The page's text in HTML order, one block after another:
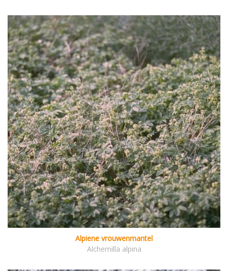
Alpiene vrouwenmantel
Alchemilla alpina